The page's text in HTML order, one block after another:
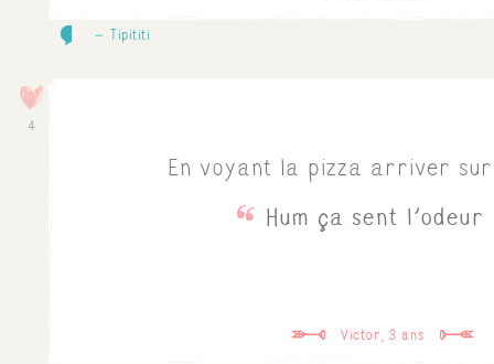
Tipititi
En voyant la pizza arriver
Hum ça sent l'odeur
Victor, 3 ans
4